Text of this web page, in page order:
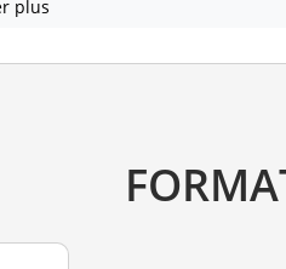
plus